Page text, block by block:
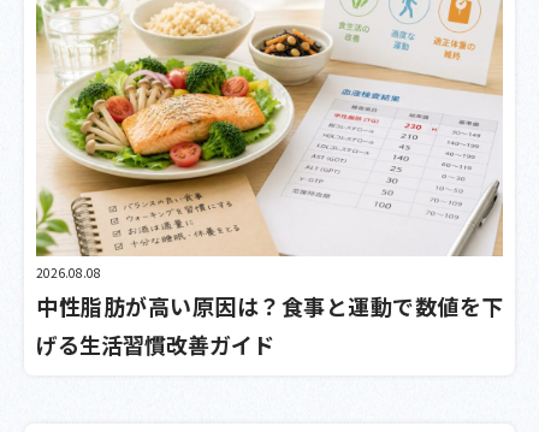
2026.08.08
中性脂肪が高い原因は？食事と運動で数値を下
げる生活習慣改善ガイド